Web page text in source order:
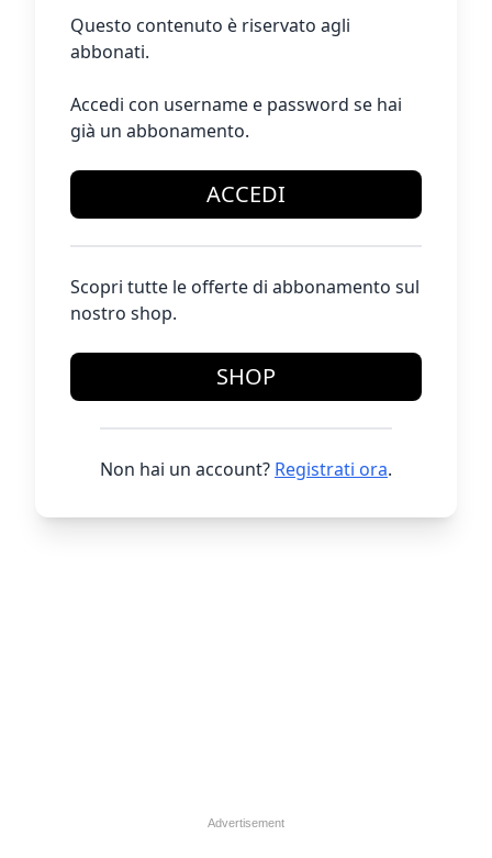
Questo contenuto è riservato agli
abbonati.
Accedi con username e password se hai
già un abbonamento.
ACCEDI
Scopri tutte le offerte di abbonamento sul
nostro shop.
SHOP
Non hai un account? Registrati ora.